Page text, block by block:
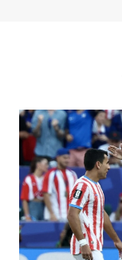
SVJETSKO